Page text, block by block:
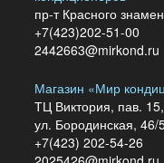
пр-т Красного
+7(423)202-51-00
2442663@mirkond.ru
Магазин «Мир
ТЦ Виктория, пав.
ул. Бородинская, 46/
+7(423) 202-54-26